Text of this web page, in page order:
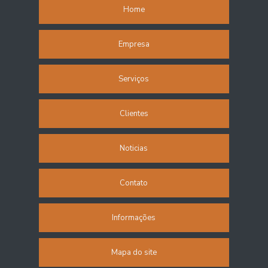
Refeições para funcionários
Refeições para indústrias
Refeitório corporativo
Restaurante de coletividade
Restaurante no trabalho
Home
Empresa
Serviços
Clientes
Noticias
Contato
Informações
Mapa do site